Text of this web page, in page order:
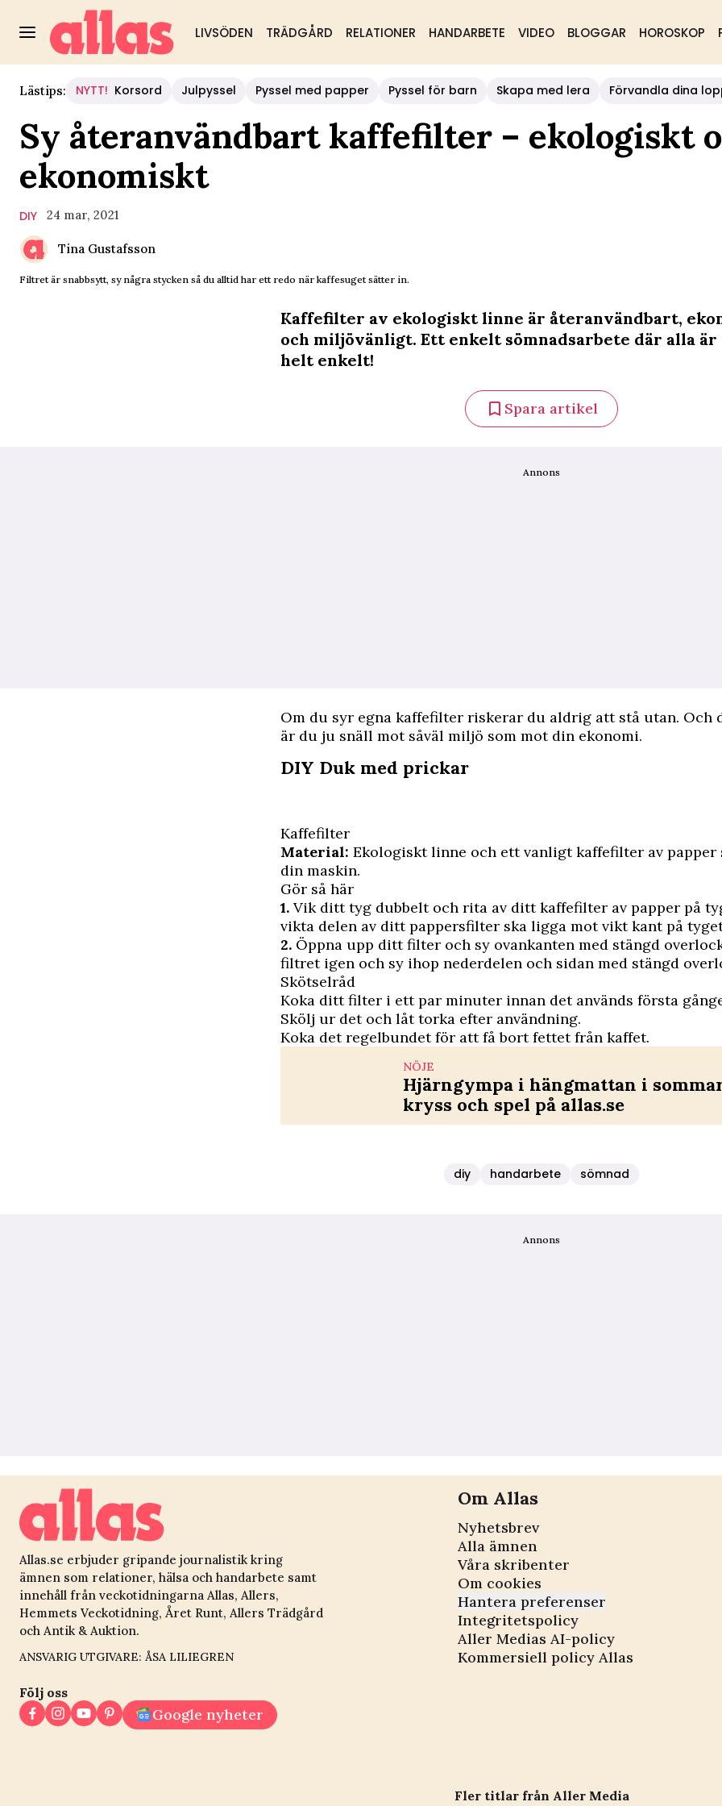
LIVSÖDEN TRÄDGÅRD RELATIONER HANDARBETE VIDEO BLOGGAR HOROSKOP
Lästips: NYTT! Korsord Julpyssel Pyssel med papper Pyssel för barn Skapa med lera Förvandla dina
Sy återanvändbart kaffefilter – ekologiskt
ekonomiskt
DIY 24 mar, 2021
Tina Gustafsson
Filtret är snabbsytt, sy några stycken så du alltid har ett redo när kaffesuget sätter in.
Kaffefilter av ekologiskt linne är återanvändbart,
och miljövänligt. Ett enkelt sömnadsarbete där alla
helt enkelt!
Spara artikel
Annons
Om du syr egna kaffefilter riskerar du aldrig att stå utan. Och
är du ju snäll mot såväl miljö som mot din ekonomi.
DIY Duk med prickar
Kaffefilter
Material: Ekologiskt linne och ett vanligt kaffefilter av papper
din maskin.
Gör så här
1. Vik ditt tyg dubbelt och rita av ditt kaffefilter av papper på
vikta delen av ditt pappersfilter ska ligga mot vikt kant på
2. Öppna upp ditt filter och sy ovankanten med stängd
filtret igen och sy ihop nederdelen och sidan med stängd
Skötselråd
Koka ditt filter i ett par minuter innan det används första
Skölj ur det och låt torka efter användning.
Koka det regelbundet för att få bort fettet från kaffet.
NÖJE
Hjärngympa i hängmattan i
kryss och spel på allas.se
diy handarbete sömnad
Annons
Allas.se erbjuder gripande journalistik kring
ämnen som relationer, hälsa och handarbete samt
innehåll från veckotidningarna Allas, Allers,
Hemmets Veckotidning, Året Runt, Allers Trädgård
och Antik & Auktion.
ANSVARIG UTGIVARE: ÅSA LILIEGREN
Följ oss
Google nyheter
Om Allas
Nyhetsbrev
Alla ämnen
Våra skribenter
Om cookies
Hantera preferenser
Integritetspolicy
Aller Medias AI-policy
Kommersiell policy Allas
Fler titlar från Aller Media